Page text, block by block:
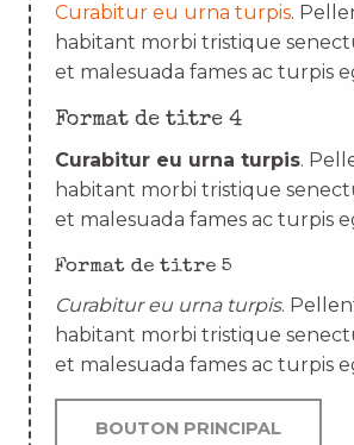
Curabitur eu urna turpis.
habitant morbi tristique
et malesuada fames ac turpis
Format de titre 4
Curabitur eu urna turpis.
habitant morbi tristique
et malesuada fames ac turpis
Format de titre 5
Curabitur eu urna turpis.
habitant morbi tristique
et malesuada fames ac turpis
BOUTON PRINCIPAL